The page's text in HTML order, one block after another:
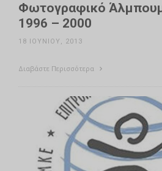
Φωτογραφικό
1996 – 2000
18 ΙΟΥΝΊΟΥ, 2013
Διαβάστε Περισσότερα